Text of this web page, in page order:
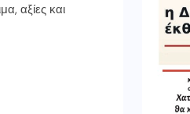
αξίες και